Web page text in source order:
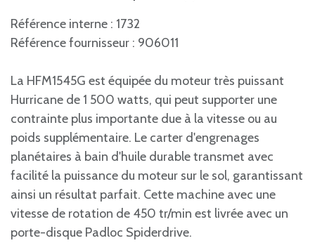
Référence interne : 1732
Référence fournisseur : 906011
La HFM1545G est équipée du moteur très puissant
Hurricane de 1 500 watts, qui peut supporter une
contrainte plus importante due à la vitesse ou au
poids supplémentaire. Le carter d'engrenages
planétaires à bain d'huile durable transmet avec
facilité la puissance du moteur sur le sol, garantissant
ainsi un résultat parfait. Cette machine avec une
vitesse de rotation de 450 tr/min est livrée avec un
porte-disque Padloc Spiderdrive.